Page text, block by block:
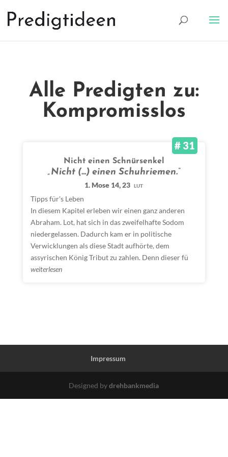
Alle Predigten zu:
Kompromisslos
# 31
Nicht einen Schnürsenkel
„Nicht (…) einen Schuhriemen.“
1. Mose 14, 23 LUT
Tipps für's Leben
In diesem Kapitel erleben wir einen ganz anderen
Abraham. Lot, hat sich in das zweifelhafte Sodom
niedergelassen. Dadurch kam er in politische
Verwicklungen als diese Stadt aufhörte, dem
assyrischen König Tribut zu zahlen. Denn dieser fü
weiterlesen
Impressum
Designed bydrehbankmedia